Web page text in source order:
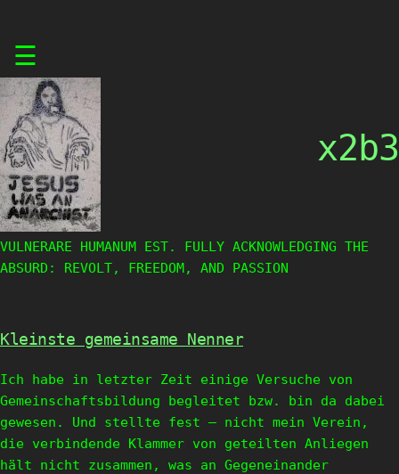
content
☰
x2b3
VULNERARE HUMANUM EST. FULLY ACKNOWLEDGING THE
ABSURD: REVOLT, FREEDOM, AND PASSION
Kleinste gemeinsame Nenner
Ich habe in letzter Zeit einige Versuche von
Gemeinschaftsbildung begleitet bzw. bin da dabei
gewesen. Und stellte fest – nicht mein Verein,
die verbindende Klammer von geteilten Anliegen
hält nicht zusammen, was an Gegeneinander